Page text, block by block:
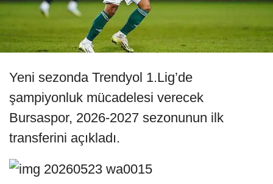
Yeni sezonda Trendyol 1.Lig’de
şampiyonluk mücadelesi verecek
Bursaspor, 2026-2027 sezonunun ilk
transferini açıkladı.